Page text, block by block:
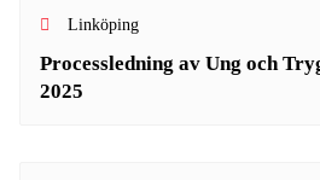
Linköping
Processledning av Ung och
2025